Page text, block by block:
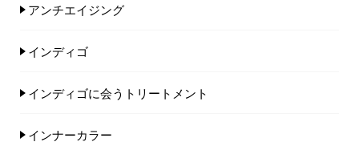
アンチエイジング
インディゴ
インディゴに会うトリートメント
インナーカラー